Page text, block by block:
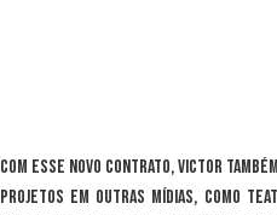
Com esse novo contrato, Victor
projetos em outras mídias, como